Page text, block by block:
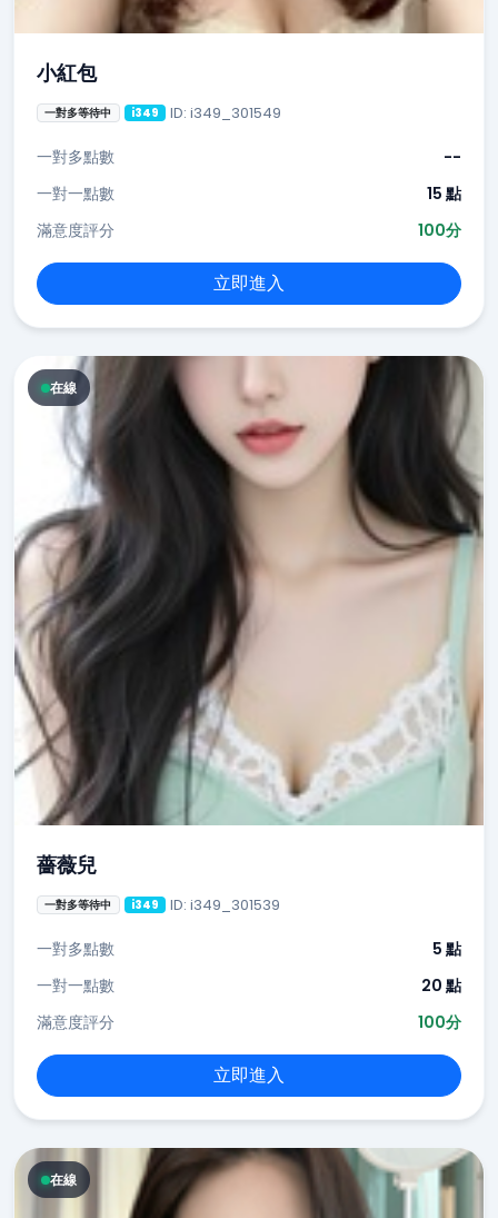
小紅包
一對多等待中 i349 ID: i349_301549
一對多點數
--
一對一點數
15 點
滿意度評分
100分
立即進入
在線
薔薇兒
一對多等待中 i349 ID: i349_301539
一對多點數
5 點
一對一點數
20 點
滿意度評分
100分
立即進入
在線